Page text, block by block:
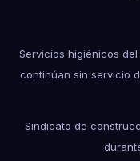
Servicios higiénicos
continúan sin servicio
Sindicato de